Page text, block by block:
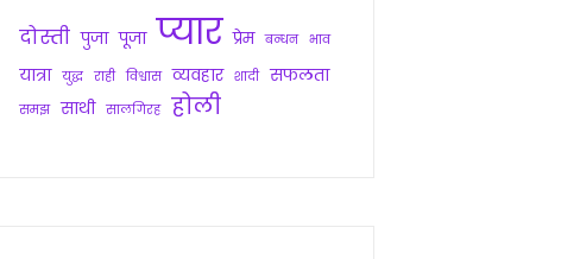
दोस्ती पुजा पूजा प्यार प्रेम बन्धन भाव
यात्रा युद्ध राही विश्वास व्यवहार शादी सफलता
समझ साथी सालगिरह होली